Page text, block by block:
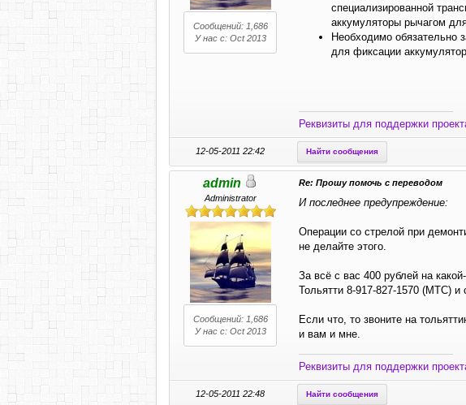
Сообщений: 1,686
У нас с: Oct 2013
специализированной
аккумуляторы рычагом
Необходимо обязательно
для фиксации
Реквизиты для поддержки
12-05-2011 22:42 Найти сообщения
admin
Administrator
Сообщений: 1,686
У нас с: Oct 2013
Re: Прошу помочь с переводом
И последнее предупреждение:
Операции со стрелой при
не делайте этого.
За всё с вас 400 рублей на
Тольятти 8-917-827-1570 (МТС) и
Если что, то звоните на
и вам и мне.
Реквизиты для поддержки
12-05-2011 22:48 Найти сообщения